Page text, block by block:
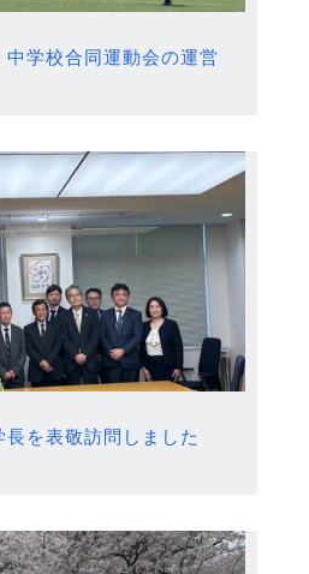
中学校合同運動会の運営
を表敬訪問しました